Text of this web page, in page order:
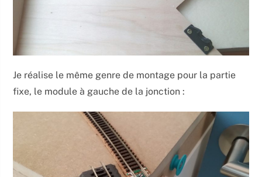
Je réalise le même genre de montage pour la partie
fixe, le module à gauche de la jonction :